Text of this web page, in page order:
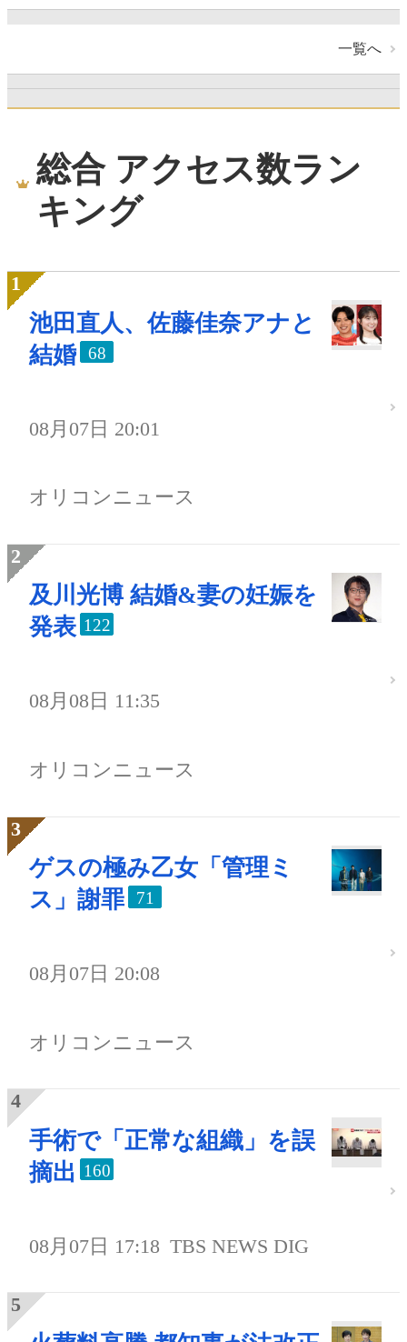
一覧へ
総合 アクセス数ラン
キング
池田直人、佐藤佳奈アナと
結婚
68
08月07日 20:01
オリコンニュース
及川光博 結婚&妻の妊娠を
発表 122
08月08日 11:35
オリコンニュース
ゲスの極み乙女「管理ミ
ス」謝罪
71
08月07日 20:08
オリコンニュース
手術で「正常な組織」を誤
摘出 160
08月07日 17:18 TBS NEWS DIG